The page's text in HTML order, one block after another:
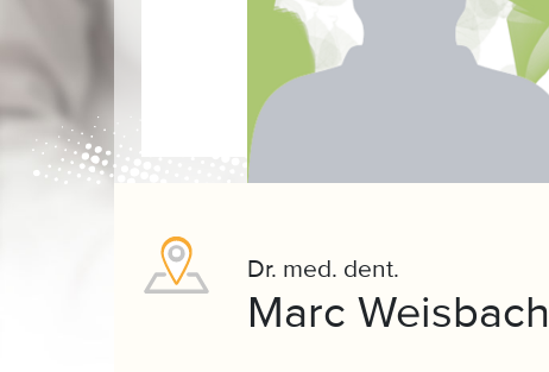
Dr. med. dent.
Marc Weisbach